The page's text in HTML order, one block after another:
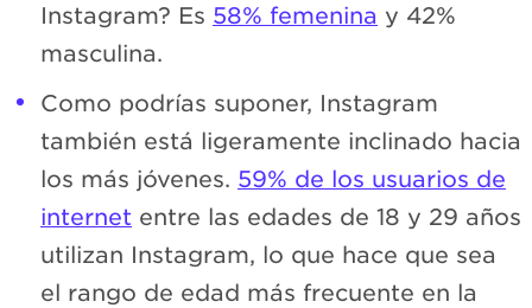
Instagram? Es 58% femenina y 42%
masculina.
Como podrías suponer, Instagram
también está ligeramente inclinado hacia
los más jóvenes. 59% de los usuarios de
internet entre las edades de 18 y 29 años
utilizan Instagram, lo que hace que sea
el rango de edad más frecuente en la